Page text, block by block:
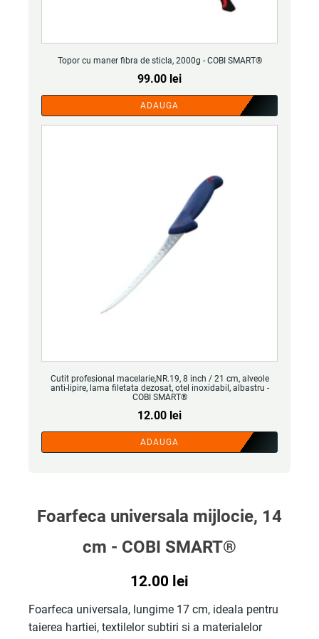
Topor cu maner fibra de sticla, 2000g - COBI SMART®
99.00 lei
ADAUGA
Cutit profesional macelarie,NR.19, 8 inch / 21 cm, alveole
anti-lipire, lama filetata dezosat, otel inoxidabil, albastru -
COBI SMART®
12.00 lei
ADAUGA
Foarfeca universala mijlocie, 14
cm - COBI SMART®
12.00 lei
Foarfeca universala, lungime 17 cm, ideala pentru
taierea hartiei, textilelor subtiri si a materialelor